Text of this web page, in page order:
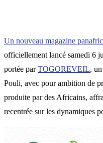
Un nouveau magazine
officiellement lancé samedi 6
portée parTOGOREVEIL,
Pouli, avec pour ambition de
produite par des Africains,
recentrée sur les dynamiques